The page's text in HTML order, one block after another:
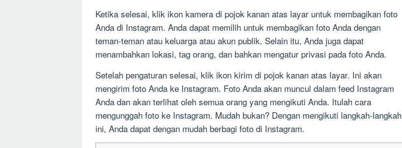
Ketika selesai, klik ikon kamera di pojok kanan atas layar untuk membagikan foto
Anda di Instagram. Anda dapat memilih untuk membagikan foto Anda dengan
teman-teman atau keluarga atau akun publik. Selain itu, Anda juga dapat
menambahkan lokasi, tag orang, dan bahkan mengatur privasi pada foto Anda.
Setelah pengaturan selesai, klik ikon kirim di pojok kanan atas layar. Ini akan
mengirim foto Anda ke Instagram. Foto Anda akan muncul dalam feed Instagram
Anda dan akan terlihat oleh semua orang yang mengikuti Anda. Itulah cara
mengunggah foto ke Instagram. Mudah bukan? Dengan mengikuti langkah-langkah
ini, Anda dapat dengan mudah berbagi foto di Instagram.